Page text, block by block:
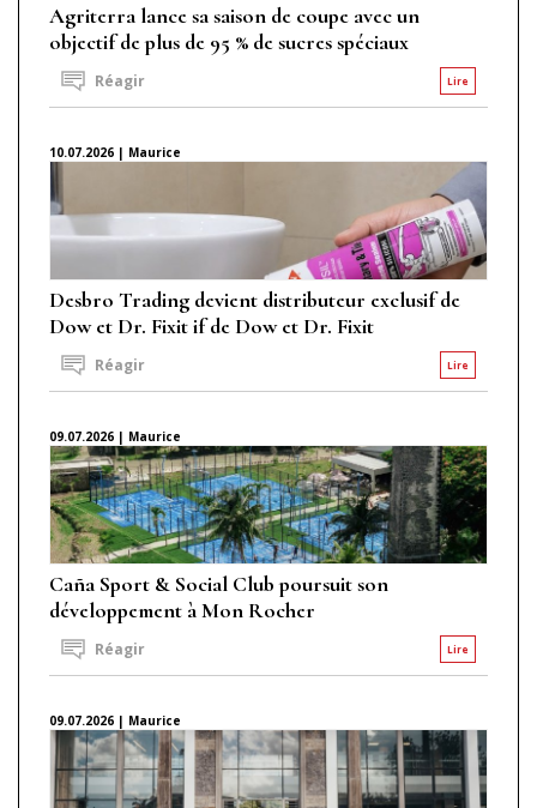
Agriterra lance sa saison de coupe avec un
objectif de plus de 95 % de sucres spéciaux
Lire
Réagir
10.07.2026 | Maurice
Desbro Trading devient distributeur exclusif de
Dow et Dr. Fixit if de Dow et Dr. Fixit
Lire
Réagir
09.07.2026 | Maurice
Caña Sport & Social Club poursuit son
développement à Mon Rocher
Lire
Réagir
09.07.2026 | Maurice